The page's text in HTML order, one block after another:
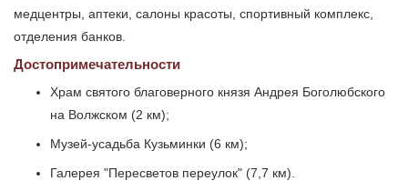
медцентры, аптеки, салоны красоты, спортивный комплекс,
отделения банков.
Достопримечательности
Храм святого благоверного князя Андрея Боголюбского
на Волжском (2 км);
Музей-усадьба Кузьминки (6 км);
Галерея "Пересветов переулок" (7,7 км).